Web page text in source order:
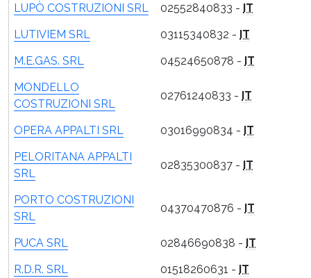
LUPÒ COSTRUZIONI SRL 02552840833 - IT
LUTIVIEM SRL
03115340832 - IT
M.E.GAS. SRL
04524650878 - IT
MONDELLO
COSTRUZIONI SRL
02761240833 - IT
OPERA APPALTI SRL 03016990834 - IT
PELORITANA APPALTI
SRL
02835300837 - IT
PORTO COSTRUZIONI
SRL
04370470876 - IT
PUCA SRL 02846690838 - IT
R.D.R. SRL
01518260631 - IT